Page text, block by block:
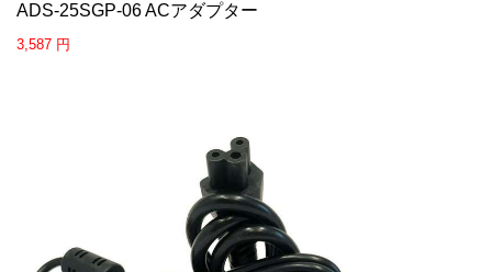
ADS-25SGP-06 ACアダプター
3,587 円